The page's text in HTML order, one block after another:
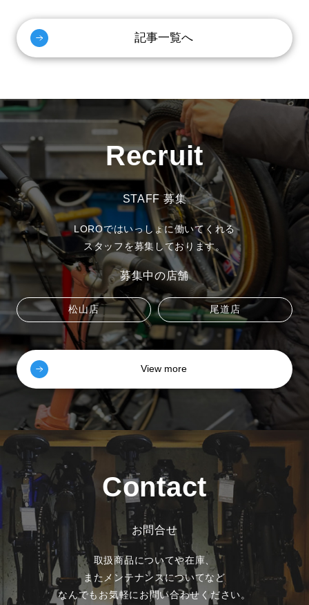
記事一覧へ
Recruit
STAFF 募集
LOROではいっしょに働いてくれる
スタッフを募集しております。
募集中の店舗
松山店 尾道店
View more
Contact
お問合せ
取扱商品についてや在庫、
またメンテナンスについてなど
なんでもお気軽にお問い合わせください。